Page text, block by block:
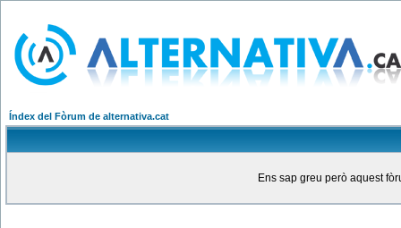
Índex del Fòrum de alternativa.cat
Ens sap greu però aquest